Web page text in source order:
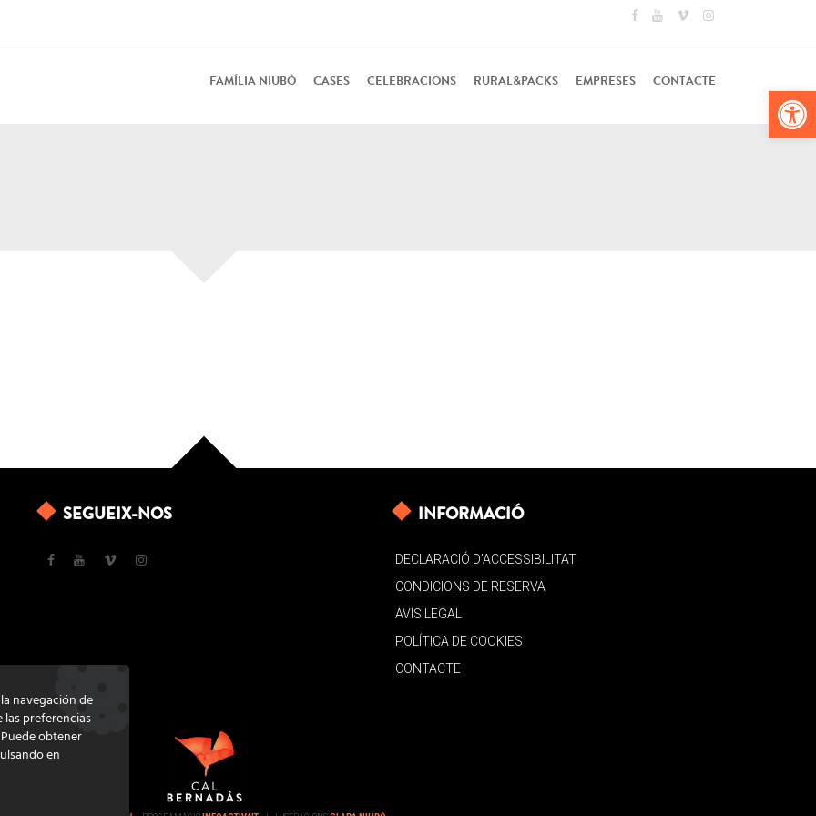
FAMÍLIA NIUBÒ CASES CELEBRACIONS RURAL&PACKS EMPRESES CONTACTE
SEGUEIX-NOS INFORMACIÓ
DECLARACIÓ D’ACCESSIBILITAT
CONDICIONS DE RESERVA
AVÍS LEGAL
POLÍTICA DE COOKIES
CONTACTE
navegación de
preferencias
obtener
en